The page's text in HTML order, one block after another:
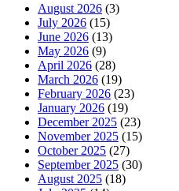
August 2026 (3)
July 2026 (15)
June 2026 (13)
May 2026 (9)
April 2026 (28)
March 2026 (19)
February 2026 (23)
January 2026 (19)
December 2025 (23)
November 2025 (15)
October 2025 (27)
September 2025 (30)
August 2025 (18)